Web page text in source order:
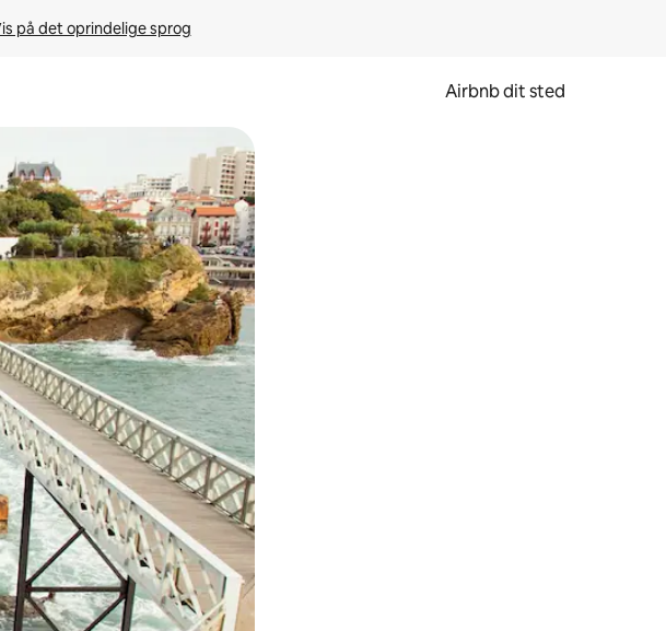
på det oprindelige sprog
Airbnb dit sted
at trykke eller stryge.